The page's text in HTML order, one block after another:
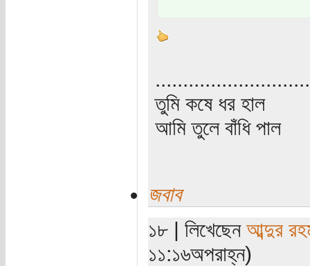
তুমি কষে ধর হাল
আমি তুলে বাঁধি পাল
জবাব
১৮ | লিখেছেন আব্দুর
১১:১৬অপরাহ্ন)